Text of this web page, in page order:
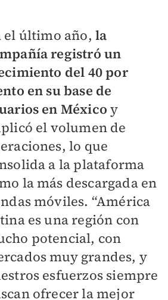
el último año, la
registró un
del 40 por
en su base de
en Méxicoy
el volumen de
lo que
a la plataforma
la más descargada en
móviles. “América
es una región con
potencial, con
muy grandes, y
esfuerzos siempre
ofrecer la mejor